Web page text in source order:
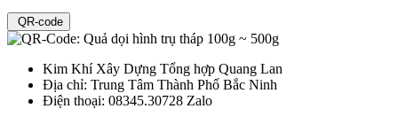
QR-code
Kim Khí Xây Dựng Tổng hợp Quang Lan
Địa chỉ: Trung Tâm Thành Phố Bắc Ninh
Điện thoại: 08345.30728 Zalo